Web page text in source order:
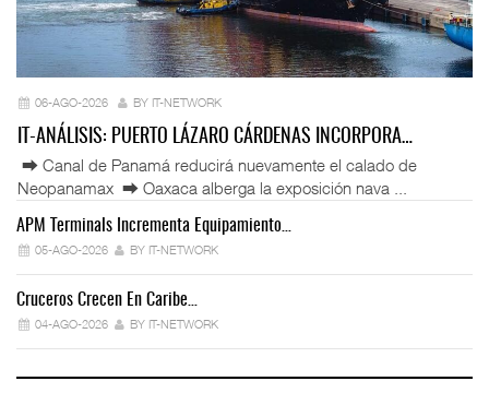
06-AGO-2026 BY IT-NETWORK
IT-ANÁLISIS: PUERTO LÁZARO CÁRDENAS INCORPORA…
⮕ Canal de Panamá reducirá nuevamente el calado de
Neopanamax ⮕ Oaxaca alberga la exposición nava ...
APM Terminals Incrementa Equipamiento…
05-AGO-2026 BY IT-NETWORK
Cruceros Crecen En Caribe…
04-AGO-2026 BY IT-NETWORK